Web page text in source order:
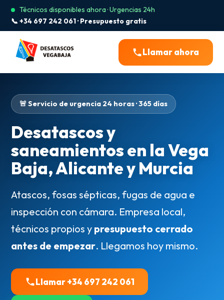
Técnicos disponibles ahora · Urgencias 24h
📞 +34 697 242 061 · Presupuesto gratis
Llamar ahora
🚨 Servicio de urgencia 24 horas · 365 días
Desatascos y
saneamientos en la Vega
Baja, Alicante y Murcia
Atascos, fosas sépticas, fugas de agua e
inspección con cámara. Empresa local,
técnicos propios y presupuesto cerrado
antes de empezar. Llegamos hoy mismo.
Llamar +34 697 242 061